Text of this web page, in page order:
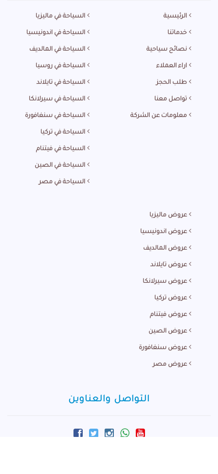
الرئيسية
خدماتنا
نصائح سياحية
اراء العملاء
طلب الحجز
تواصل معنا
معلومات عن الشركة
السياحة في ماليزيا
السياحة في اندونيسيا
السياحة في المالديف
السياحة في روسيا
السياحة في تايلاند
السياحة في سيرلانكا
السياحة في سنغافورة
السياحة في تركيا
السياحة في فيتنام
السياحة في الصين
السياحة في مصر
عروض ماليزيا
عروض اندونيسيا
عروض المالديف
عروض تايلاند
عروض سيرلانكا
عروض تركيا
عروض فيتنام
عروض الصين
عروض سنغافورة
عروض مصر
التواصل والعناوين